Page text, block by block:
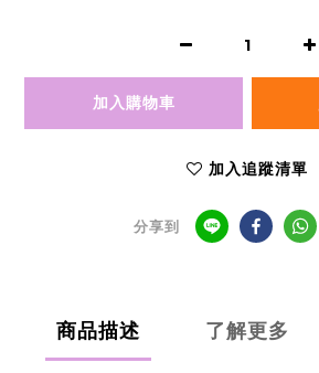
加入購物車
加入追蹤清單
分享到
商品描述 了解更多